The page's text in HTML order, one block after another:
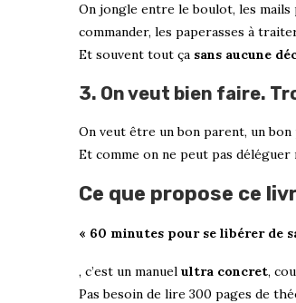
On jongle entre le boulot, les mails
commander, les paperasses à
Et souvent tout ça sans aucune
3. On veut bien faire.
On veut être un bon parent, un
Et comme on ne peut pas
Ce que propose ce
« 60 minutes pour se libérer de
, c’est un manuel ultra concret,
Pas besoin de lire 300 pages de